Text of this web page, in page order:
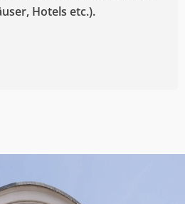
Hotels etc.).